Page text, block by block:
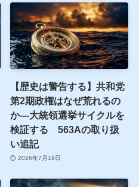
【歴史は警告する】共和党
第2期政権はなぜ荒れるの
か—大統領選挙サイクルを
検証する 563Aの取り扱
い追記
2026年7月19日